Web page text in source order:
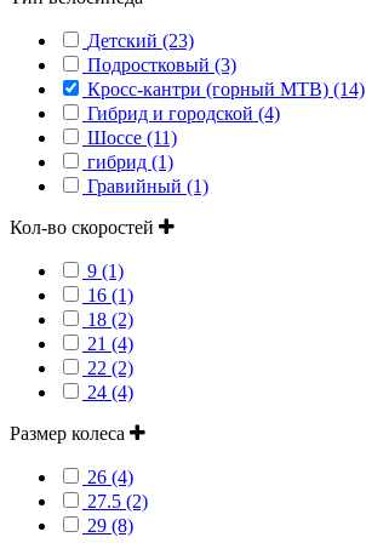
Детский (23)
Подростковый (3)
Кросс-кантри (горный MTB) (14)
Гибрид и городской (4)
Шоссе (11)
гибрид (1)
Гравийный (1)
Кол-во скоростей
9 (1)
16 (1)
18 (2)
21 (4)
22 (2)
24 (4)
Размер колеса
26 (4)
27.5 (2)
29 (8)